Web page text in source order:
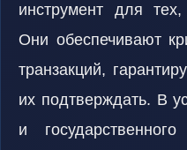
инструмент для
Они обеспечивают
транзакций,
их подтверждать. В
и